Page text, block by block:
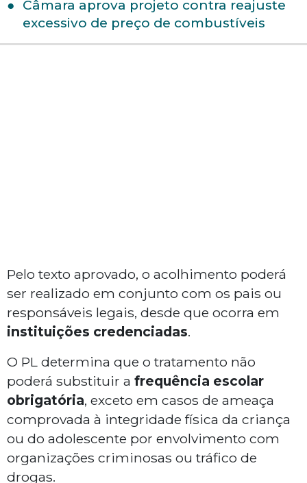
Câmara aprova projeto contra reajuste
excessivo de preço de combustíveis
Pelo texto aprovado, o acolhimento poderá
ser realizado em conjunto com os pais ou
responsáveis legais, desde que ocorra em
instituições credenciadas.
O PL determina que o tratamento não
poderá substituir a frequência escolar
obrigatória, exceto em casos de ameaça
comprovada à integridade física da criança
ou do adolescente por envolvimento com
organizações criminosas ou tráfico de
drogas.